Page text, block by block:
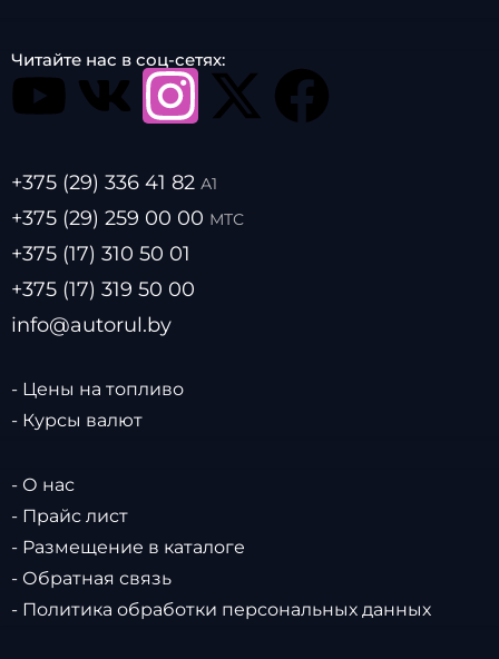
Читайте нас в соц-сетях:
+375 (29) 336 41 82 А1
+375 (29) 259 00 00 МТС
+375 (17) 310 50 01
+375 (17) 319 50 00
info@autorul.by
- Цены на топливо
- Курсы валют
- О нас
- Прайс лист
- Размещение в каталоге
- Обратная связь
- Политика обработки персональных данных